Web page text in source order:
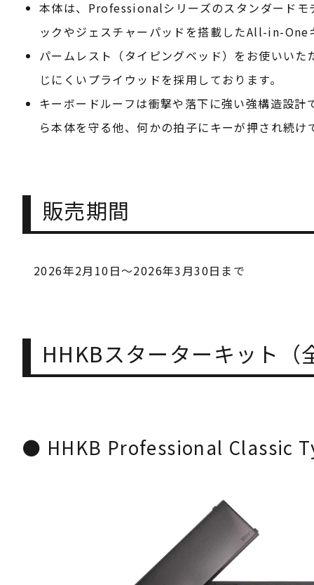
本体は、Professionalシリーズのスタンダード
ックやジェスチャーパッドを搭載したAll-in-
パームレスト（タイピングベッド）をお使いい
じにくいプライウッドを採用しております。
キーボードルーフは衝撃や落下に強い強構造設
ら本体を守る他、何かの拍子にキーが押され続
販売期間
2026年2月10日～2026年3月30日まで
HHKBスターターキット（
● HHKB Professional Classic